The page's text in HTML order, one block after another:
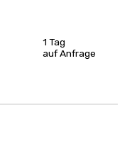
1 Tag
auf Anfrage